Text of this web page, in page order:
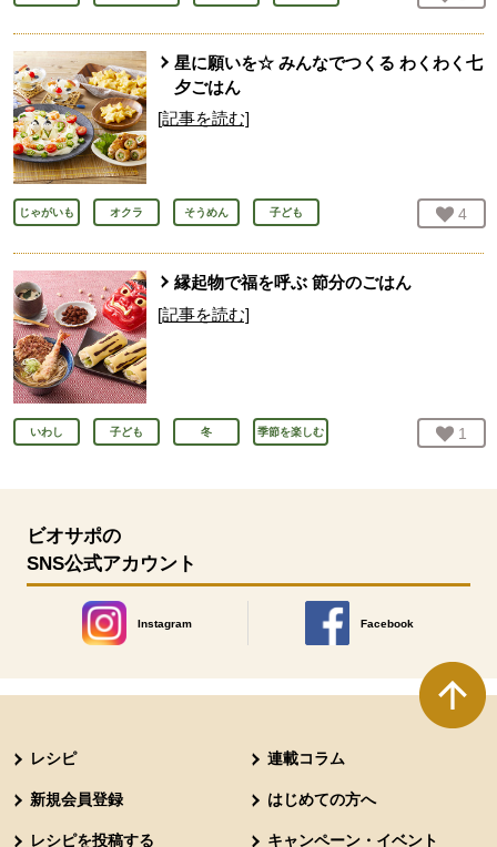
星に願いを☆ みんなでつくる わくわく七
夕ごはん
[記事を読む]
じゃがいも オクラ そうめん 子ども お気
4
縁起物で福を呼ぶ 節分のごはん
[記事を読む]
いわし 子ども 冬 季節を楽しむ お気
1
ビオサポの
SNS公式アカウント
Instagram
別のウィンドウで開きます。
Facebook
別のウィンドウで開きます
レシピ 連載コラム
新規会員登録 はじめての方へ
レシピを投稿する キャンペーン・イベント